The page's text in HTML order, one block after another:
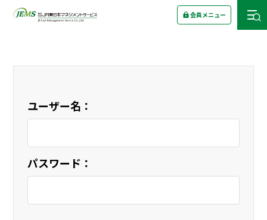
会員メニュー
ユーザー名：
パスワード：